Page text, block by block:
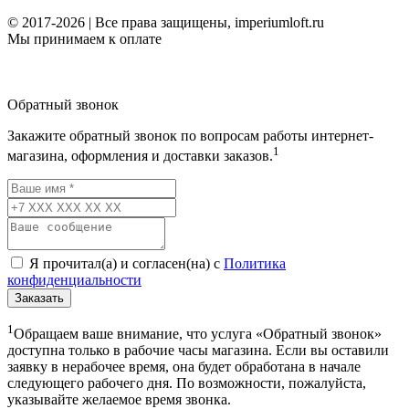
© 2017-2026 | Все права защищены, imperiumloft.ru
Мы принимаем к оплате
Обратный звонок
Закажите обратный звонок по вопросам работы интернет-
магазина, оформления и доставки заказов.1
Я прочитал(а) и согласен(на) с Политика
конфиденциальности
Заказать
1Обращаем ваше внимание, что услуга «Обратный звонок»
доступна только в рабочие часы магазина. Если вы оставили
заявку в нерабочее время, она будет обработана в начале
следующего рабочего дня. По возможности, пожалуйста,
указывайте желаемое время звонка.